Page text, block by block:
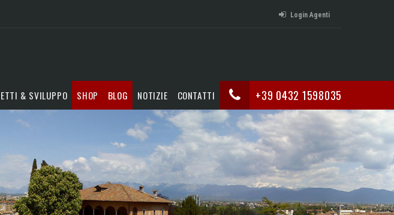
Login Agenti
+39 0432 1598035
& SVILUPPO SHOP BLOG NOTIZIE CONTATTI